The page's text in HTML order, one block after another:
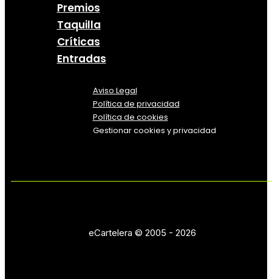
Premios
Taquilla
Críticas
Entradas
Aviso Legal
Política de privacidad
Política de cookies
Gestionar cookies y privacidad
eCartelera © 2005 - 2026